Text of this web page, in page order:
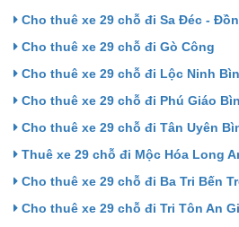
Cho thuê xe 29 chỗ đi Sa Đéc -
Cho thuê xe 29 chỗ đi Gò Công
Cho thuê xe 29 chỗ đi Lộc Ninh
Cho thuê xe 29 chỗ đi Phú Giáo
Cho thuê xe 29 chỗ đi Tân Uyên
Thuê xe 29 chỗ đi Mộc Hóa Long
Cho thuê xe 29 chỗ đi Ba Tri Bến
Cho thuê xe 29 chỗ đi Tri Tôn An